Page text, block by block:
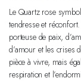
Le Quartz rose
tendresse et
porteuse de paix,
d’amour et les crises
pièce à vivre, mais
respiration et